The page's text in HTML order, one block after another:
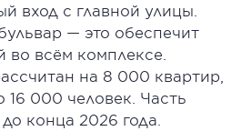
вход с главной улицы.
— это обеспечит
во всём комплексе.
на 8 000 квартир,
000 человек. Часть
конца 2026 года.